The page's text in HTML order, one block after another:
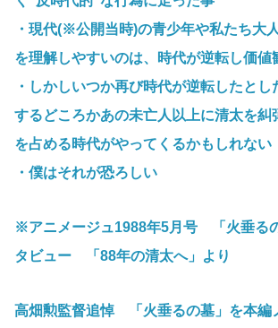
・現代(※公開当時)の青少年や私たち大
を理解しやすいのは、時代が逆転し価値
・しかしいつか再び時代が逆転したと
するどころかあの未亡人以上に清太を糾
を占める時代がやってくるかもしれない
・僕はそれが恐ろしい
※アニメージュ1988年5月号 「火垂る
タビュー 「88年の清太へ」より
高畑勲監督追悼 「火垂るの墓」を本編